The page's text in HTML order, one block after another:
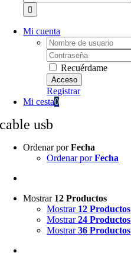
Mi cuenta
Username:
Password:
Recuérdame
Registrar
Mi cesta0
cable usb
Ordenar porFecha
Ordenar porFecha
Mostrar 12 Productos
Mostrar 12 Productos
Mostrar24 Productos
Mostrar36 Productos